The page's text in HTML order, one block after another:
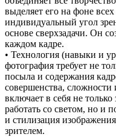
выделяет его на фоне
индивидуальный угол
основе сверхзадачи. Он
каждом кадре.
• Технология (навыки и
фотография требует не
посыла и содержания
совершенства, сложности
включает в себя не
работать со светом, но и
и стилизация
зрителем.